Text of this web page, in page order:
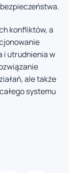
konfliktów, a
i utrudnienia w
ale także
systemu